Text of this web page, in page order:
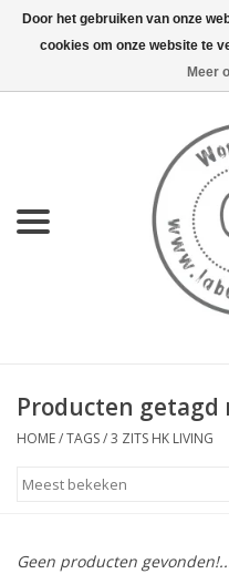
KEUKEN
LIFESTYLE
MEUBELS
Producten getagd
HOME/TAGS/3 ZITS HK LIVING
Geen producten
Door het gebruiken van onze
cookies om onze website te
Meer